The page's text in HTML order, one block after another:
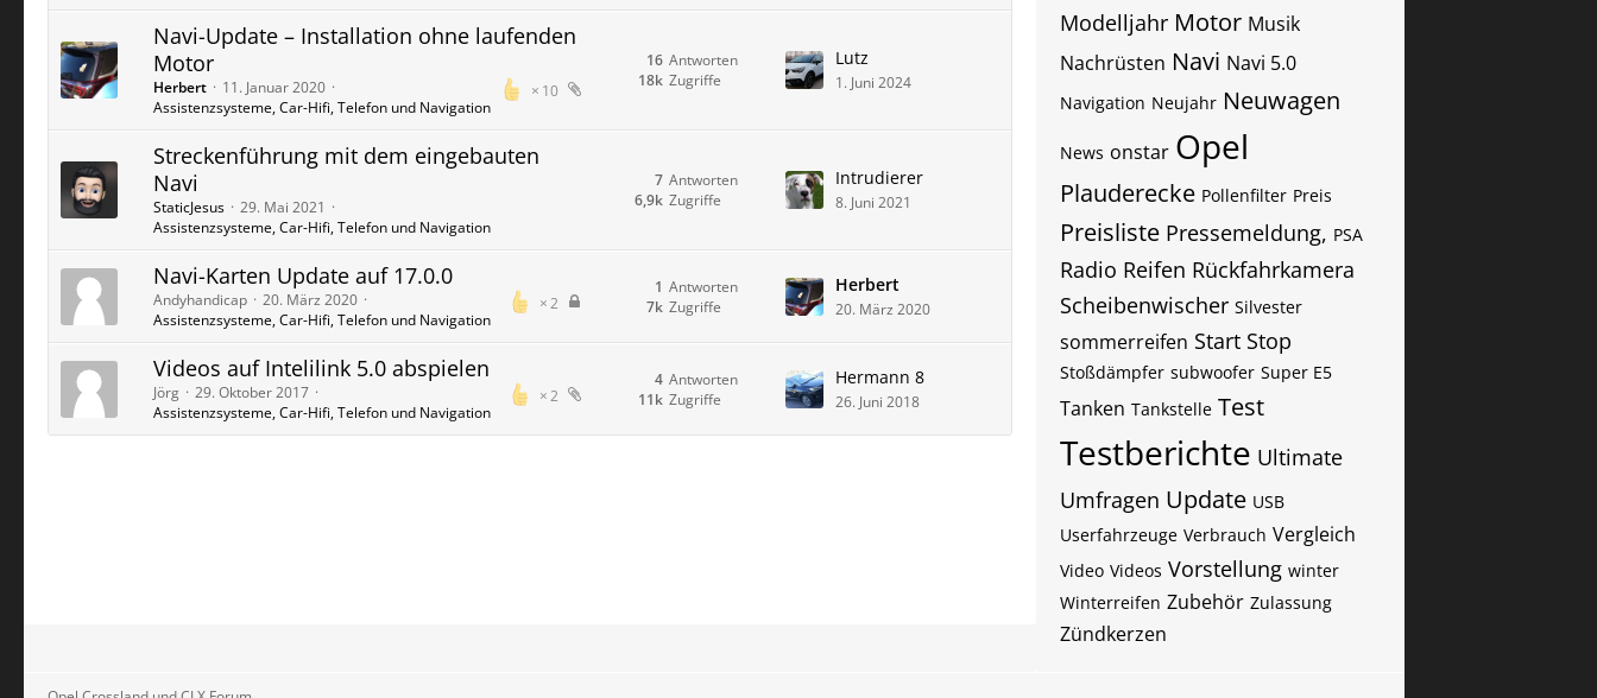
Navi-Update – Installation ohne laufenden
Motor
10
Herbert
11. Januar 2020
Assistenzsysteme, Car-Hifi, Telefon und Navigation
Antworten
16
Zugriffe
18k
Lutz
1. Juni 2024
Streckenführung mit dem eingebauten
Navi
StaticJesus
29. Mai 2021
Assistenzsysteme, Car-Hifi, Telefon und Navigation
Antworten
7
Zugriffe
6,9k
Intrudierer
8. Juni 2021
Navi-Karten Update auf 17.0.0
2
Andyhandicap
20. März 2020
Assistenzsysteme, Car-Hifi, Telefon und Navigation
Antworten
1
Zugriffe
7k
Herbert
20. März 2020
Videos auf Intelilink 5.0 abspielen
2
Jörg
29. Oktober 2017
Assistenzsysteme, Car-Hifi, Telefon und Navigation
Antworten
4
Zugriffe
11k
Hermann 8
26. Juni 2018
Modelljahr Motor Musik
Nachrüsten Navi Navi 5.0
Navigation Neujahr Neuwagen
News onstar Opel
Plauderecke Pollenfilter Preis
Preisliste Pressemeldung, PSA
Radio Reifen Rückfahrkamera
Scheibenwischer Silvester
sommerreifen Start Stop
Stoßdämpfer subwoofer Super E5
Tanken Tankstelle Test
Testberichte Ultimate
Umfragen Update USB
Userfahrzeuge Verbrauch Vergleich
Video Videos Vorstellung winter
Winterreifen Zubehör Zulassung
Zündkerzen